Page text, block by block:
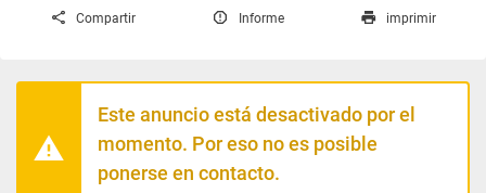
Compartir Informe imprimir
Este anuncio está desactivado por el
momento. Por eso no es posible
ponerse en contacto.